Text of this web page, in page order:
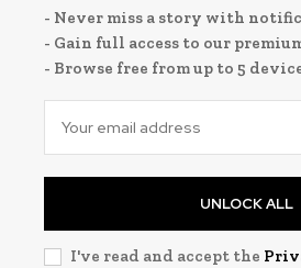
- Never miss a story with
- Gain full access to our
- Browse free from up to 5
UNLOCK ALL
I've read and accept the